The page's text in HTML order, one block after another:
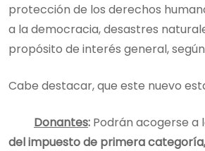
protección de los derechos
a la democracia, desastres
propósito de interés general,
Cabe destacar, que este nuevo
Donantes: Podrán acogerse a
del impuesto de primera